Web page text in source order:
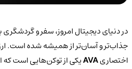
در دنیای دیجیتال امروز، سفر و
جذاب‌تر و آسان‌تر از همیشه شده است.
اختصاریAVAیکی از توکن‌هایی است که